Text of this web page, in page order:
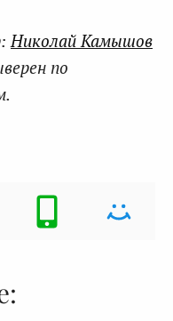
Николай Камышов
по